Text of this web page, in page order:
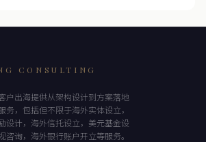
CONSULTING
户出海提供从架构设计到方案落地
务，包括但不限于海外实体设立，
设计，海外信托设立，美元基金设
咨询，海外银行账户开立等服务。